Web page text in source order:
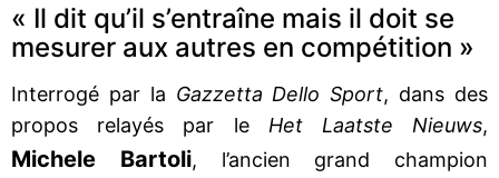
« Il dit qu’il s’entraîne mais il doit se
mesurer aux autres en compétition »
Interrogé par la Gazzetta Dello Sport, dans des
propos relayés par le Het Laatste Nieuws,
Michele Bartoli, l’ancien grand champion